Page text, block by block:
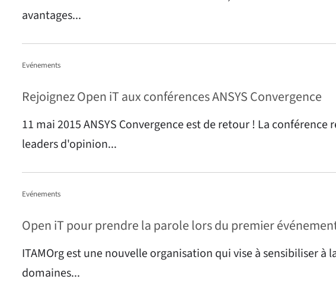
avantages...
Evénements
Rejoignez Open iT aux conférences ANSYS Convergence
11 mai 2015 ANSYS Convergence est de retour ! La
leaders d'opinion...
Evénements
Open iT pour prendre la parole lors du premier
ITAMOrg est une nouvelle organisation qui vise à sensibiliser
domaines...